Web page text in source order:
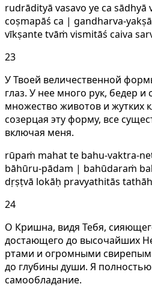
rudrādityā vasavo ye ca sādhyā
coṣmapāś ca | gandharva-
vīkṣante tvāṁ vismitāś caiva
23
У Твоей величественной
глаз. У нее много рук, бедер и
множество животов и жутких
созерцая эту форму, все
включая меня.
rūpaṁ mahat te bahu-vaktra-
bāhūru-pādam | bahūdaraṁ
dṛṣṭvā lokāḥ pravyathitās
24
О Кришна, видя Тебя,
достающего до высочайших
ртами и огромными
до глубины души. Я
самообладание.